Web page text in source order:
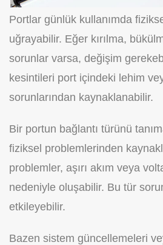
Portlar günlük kullanımda
uğrayabilir. Eğer kırılma,
sorunlar varsa, değişim
kesintileri port içindeki lehim
sorunlarından kaynaklanabilir.
Bir portun bağlantı türünü
fiziksel problemlerinden
problemler, aşırı akım veya
nedeniyle oluşabilir. Bu tür
etkileyebilir.
Bazen sistem güncellemeleri